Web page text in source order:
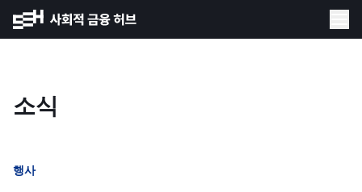
소식
행사